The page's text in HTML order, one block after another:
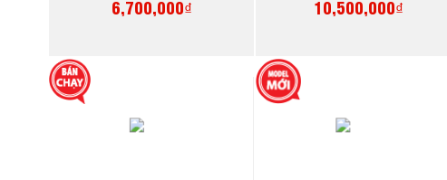
6,700,000₫ 10,500,000₫